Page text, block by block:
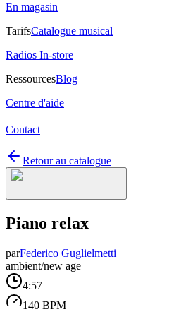
En magasin
TarifsCatalogue musical
Radios In-store
RessourcesBlog
Centre d'aide
Contact
Retour au catalogue
Piano relax
parFederico Guglielmetti
ambient/new age
4:57
140 BPM